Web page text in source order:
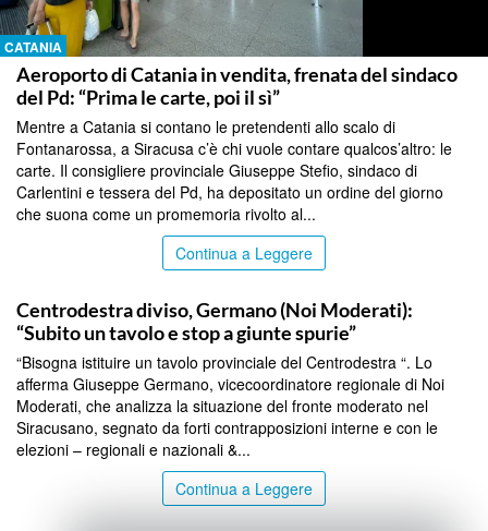
CATANIA
Aeroporto di Catania in vendita, frenata del sindaco
del Pd: “Prima le carte, poi il sì”
Mentre a Catania si contano le pretendenti allo scalo di
Fontanarossa, a Siracusa c’è chi vuole contare qualcos’altro: le
carte. Il consigliere provinciale Giuseppe Stefio, sindaco di
Carlentini e tessera del Pd, ha depositato un ordine del giorno
che suona come un promemoria rivolto al...
Continua a Leggere
Centrodestra diviso, Germano (Noi Moderati):
“Subito un tavolo e stop a giunte spurie”
“Bisogna istituire un tavolo provinciale del Centrodestra “. Lo
afferma Giuseppe Germano, vicecoordinatore regionale di Noi
Moderati, che analizza la situazione del fronte moderato nel
Siracusano, segnato da forti contrapposizioni interne e con le
elezioni – regionali e nazionali &...
Continua a Leggere